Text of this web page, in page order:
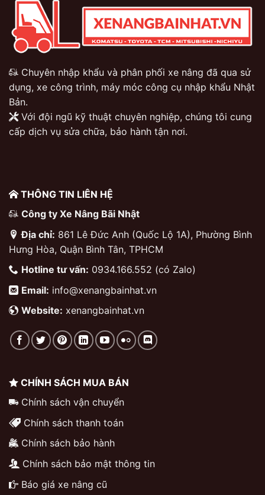
Chuyên nhập khẩu và phân phối xe nâng đã qua sử
dụng, xe công trình, máy móc công cụ nhập khẩu Nhật
Bản.
Với đội ngũ kỹ thuật chuyên nghiệp, chúng tôi cung
cấp dịch vụ sửa chữa, bảo hành tận nơi.
THÔNG TIN LIÊN HỆ
Công ty Xe Nâng Bãi Nhật
Địa chỉ: 861 Lê Đức Anh (Quốc Lộ 1A), Phường Bình
Hưng Hòa, Quận Bình Tân, TPHCM
Hotline tư vấn: 0934.166.552 (có Zalo)
Email: info@xenangbainhat.vn
Website: xenangbainhat.vn
CHÍNH SÁCH MUA BÁN
Chính sách vận chuyển
Chính sách thanh toán
Chính sách bảo hành
Chính sách bảo mật thông tin
Báo giá xe nâng cũ